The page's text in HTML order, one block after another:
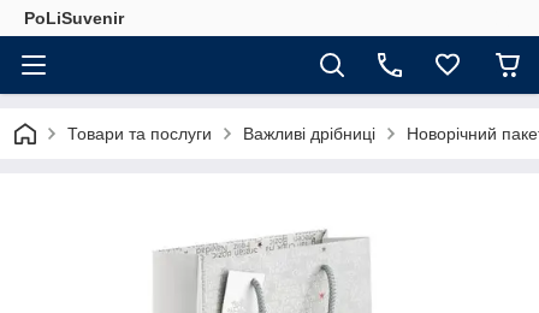
PoLiSuvenir
Товари та послуги Важливі дрібниці Новорічний